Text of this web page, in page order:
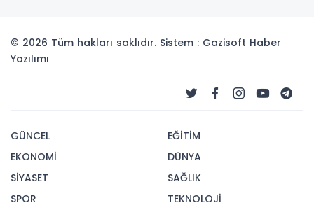
© 2026 Tüm hakları saklıdır. Sistem : Gazisoft Haber
Yazılımı
GÜNCEL
EKONOMİ
SİYASET
SPOR
EĞİTİM
DÜNYA
SAĞLIK
TEKNOLOJİ